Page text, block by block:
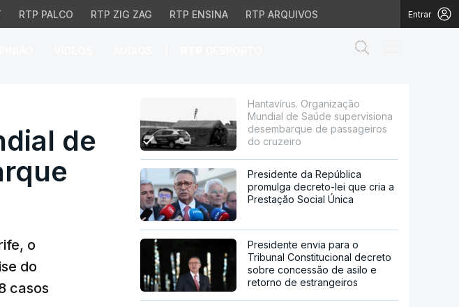
RTP PALCO RTP ZIG ZAG RTP ENSINA RTP ARQUIVOS Entrar
de Saúde supervisiona
de
o
do
casos
Hantavírus. Organização
Mundial de Saúde supervisiona
desembarque de passageiros
do cruzeiro
Presidente da República
promulga decreto-lei que cria a
Prestação Social Única
Presidente envia para o
Tribunal Constitucional decreto
sobre concessão de asilo e
retorno de estrangeiros